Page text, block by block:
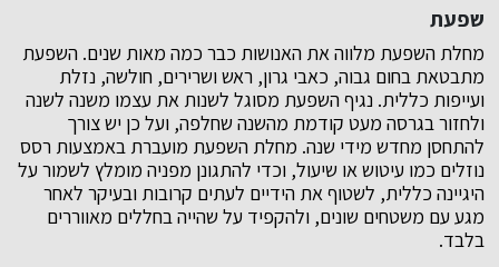
שפעת
מחלת השפעת מלווה את האנושות כבר כמה מאות שנים. השפעת
מתבטאת בחום גבוה, כאבי גרון, ראש ושרירים, חולשה, נזלת
ועייפות כללית. נגיף השפעת מסוגל לשנות את עצמו משנה לשנה
ולחזור בגרסה מעט קודמת מהשנה שחלפה, ועל כן יש צורך
להתחסן מחדש מידי שנה. מחלת השפעת מועברת באמצעות רסס
נוזלים כמו עיטוש או שיעול, וכדי להתגונן מפניה מומלץ לשמור על
היגיינה כללית, לשטוף את הידיים לעתים קרובות ובעיקר לאחר
מגע עם משטחים שונים, ולהקפיד על שהייה בחללים מאווררים
בלבד.